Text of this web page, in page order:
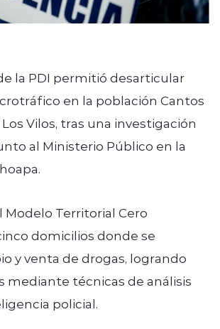
la PDI permitió desarticular
en la población Cantos
Vilos, tras una investigación
al Ministerio Público en la
Territorial Cero
domicilios donde se
y venta de drogas, logrando
mediante técnicas de análisis
policial.